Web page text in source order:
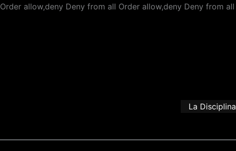
Order allow,deny Deny from all Order allow,deny Deny from all
La Disciplina